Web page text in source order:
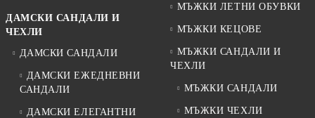
ДАМСКИ САНДАЛИ И
ЧЕХЛИ
ДАМСКИ САНДАЛИ
ДАМСКИ ЕЖЕДНЕВНИ
САНДАЛИ
ДАМСКИ ЕЛЕГАНТНИ
МЪЖКИ ЛЕТНИ ОБУВКИ
МЪЖКИ КЕЦОВЕ
МЪЖКИ САНДАЛИ И
ЧЕХЛИ
МЪЖКИ САНДАЛИ
МЪЖКИ ЧЕХЛИ